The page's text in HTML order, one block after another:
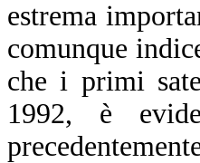
estrema
comunque
che i primi
1992, è